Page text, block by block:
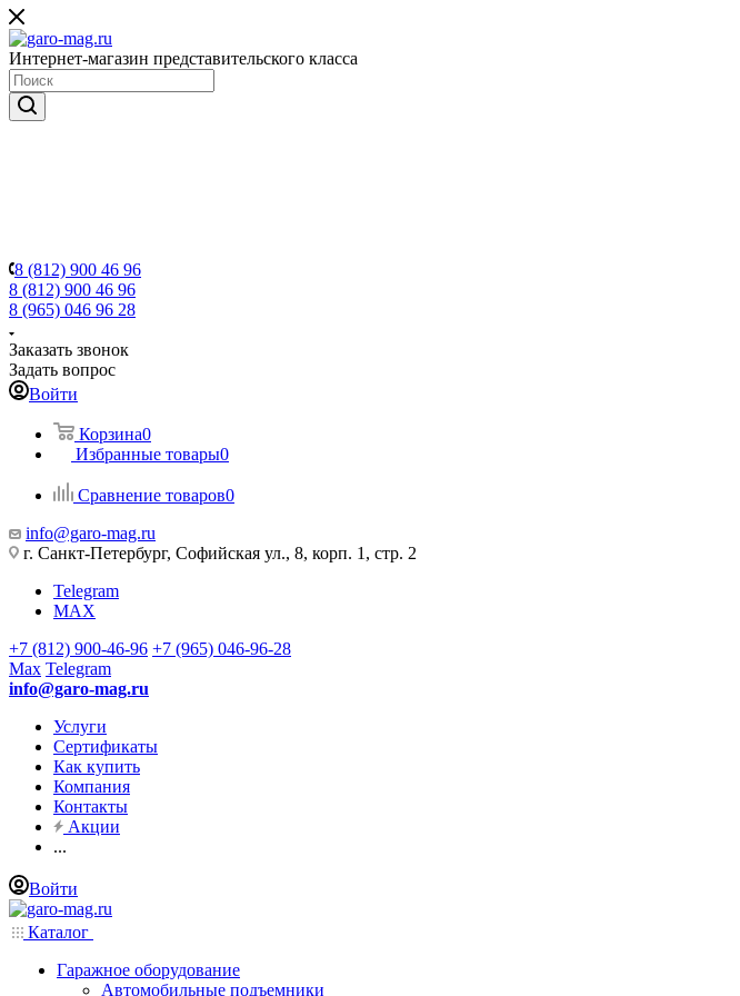
Интернет-магазин представительского класса
8 (812) 900 46 96
8 (812) 900 46 96
8 (965) 046 96 28
Заказать звонок
Задать вопрос
Войти
Корзина0
Избранные товары0
Сравнение товаров0
info@garo-mag.ru
г. Санкт-Петербург, Софийская ул., 8, корп. 1, стр. 2
Telegram
MAX
+7 (812) 900-46-96 +7 (965) 046-96-28
Max Telegram
info@garo-mag.ru
Услуги
Сертификаты
Как купить
Компания
Контакты
Акции
...
Войти
Каталог
Гаражное оборудование
Автомобильные подъемники